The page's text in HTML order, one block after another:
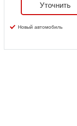
Уточнить
Новый автомобиль